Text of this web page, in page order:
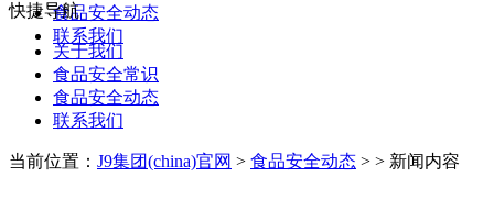
食品安全动态
联系我们
快捷导航
关于我们
食品安全常识
食品安全动态
联系我们
当前位置： J9集团(china)官网 > 食品安全动态 > > 新闻内容